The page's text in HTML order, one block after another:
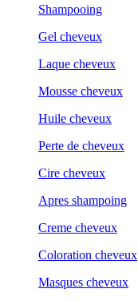
Shampooing
Gel cheveux
Laque cheveux
Mousse cheveux
Huile cheveux
Perte de cheveux
Cire cheveux
Apres shampoing
Creme cheveux
Coloration cheveux
Masques cheveux